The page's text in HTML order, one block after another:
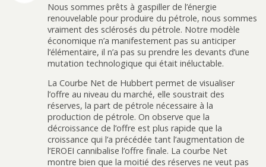
Nous sommes prêts à gaspiller de l’énergie
renouvelable pour produire du pétrole, nous sommes
vraiment des sclérosés du pétrole. Notre modèle
économique n’a manifestement pas su anticiper
l’élémentaire, il n’a pas su prendre les devants d’une
mutation technologique qui était inéluctable.
La Courbe Net de Hubbert permet de visualiser
l’offre au niveau du marché, elle soustrait des
réserves, la part de pétrole nécessaire à la
production de pétrole. On observe que la
décroissance de l’offre est plus rapide que la
croissance qui l’a précédée tant l’augmentation de
l’EROEI cannibalise l’offre finale. La courbe Net
montre bien que la moitié des réserves ne veut pas